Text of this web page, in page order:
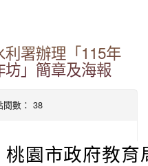
利署辦理「115年
坊」簡章及海報
閱數： 38
桃園市政府教育